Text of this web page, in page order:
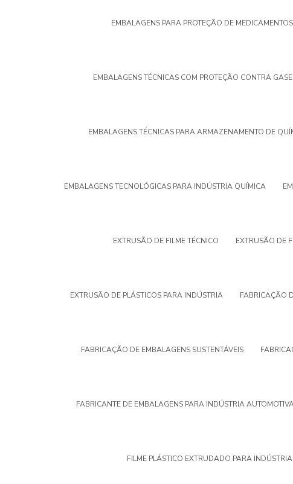
EMBALAGENS PARA PROTEÇÃO DE MEDICAMENTOS
EMBALAGENS TÉCNICAS COM PROTEÇÃO CONTRA
EMBALAGENS TÉCNICAS PARA ARMAZENAMENTO DE
EMBALAGENS TECNOLÓGICAS PARA INDÚSTRIA QUÍMICA
EXTRUSÃO DE FILME TÉCNICO EXTRUSÃO DE
EXTRUSÃO DE PLÁSTICOS PARA INDÚSTRIA FABRICAÇÃO
FABRICAÇÃO DE EMBALAGENS SUSTENTÁVEIS
FABRICANTE DE EMBALAGENS PARA INDÚSTRIA
FILME PLÁSTICO EXTRUDADO PARA INDÚSTRIA